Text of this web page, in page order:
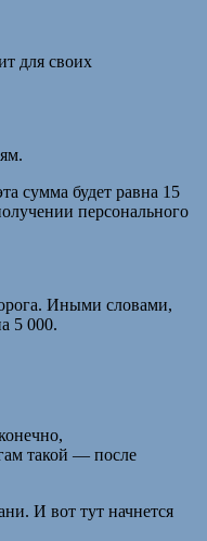
для своих
сумма будет равна 15
персонального
Иными словами,
5 000.
такой — после
И вот тут начнется